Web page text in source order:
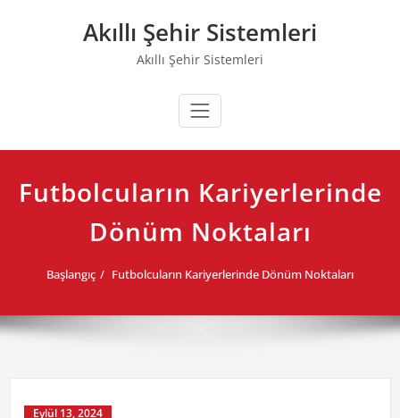
Akıllı Şehir Sistemleri
Akıllı Şehir Sistemleri
Futbolcuların Kariyerlerinde
Dönüm Noktaları
Başlangıç Futbolcuların Kariyerlerinde Dönüm Noktaları
Eylül 13, 2024